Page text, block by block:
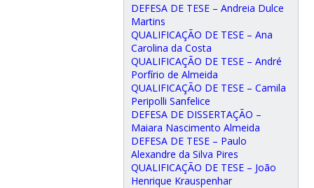
DEFESA DE TESE – Andreia Dulce
Martins
QUALIFICAÇÃO DE TESE – Ana
Carolina da Costa
QUALIFICAÇÃO DE TESE – André
Porfírio de Almeida
QUALIFICAÇÃO DE TESE – Camila
Peripolli Sanfelice
DEFESA DE DISSERTAÇÃO –
Maiara Nascimento Almeida
DEFESA DE TESE – Paulo
Alexandre da Silva Pires
QUALIFICAÇÃO DE TESE – João
Henrique Krauspenhar